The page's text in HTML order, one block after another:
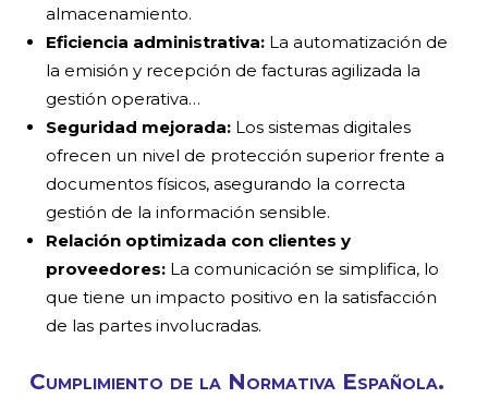
almacenamiento.
Eficiencia administrativa: La automatización de
la emisión y recepción de facturas agilizada la
gestión operativa…
Seguridad mejorada: Los sistemas digitales
ofrecen un nivel de protección superior frente a
documentos físicos, asegurando la correcta
gestión de la información sensible.
Relación optimizada con clientes y
proveedores: La comunicación se simplifica, lo
que tiene un impacto positivo en la satisfacción
de las partes involucradas.
Cumplimiento de la Normativa Española.